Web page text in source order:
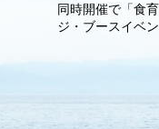
同時開催で「食
ジ・ブースイベ